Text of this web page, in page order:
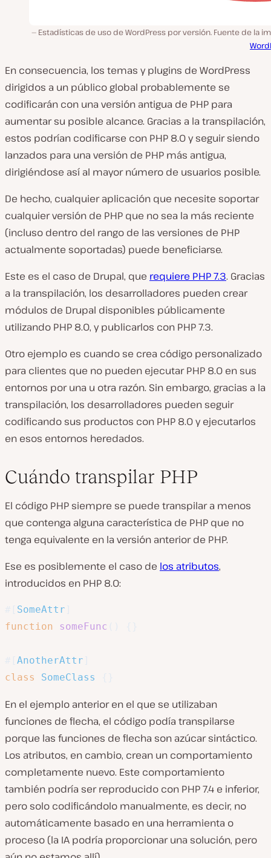
Estadísticas de uso de WordPress por versión. Fuente de la
En consecuencia, los temas y plugins de WordPress
dirigidos a un público global probablemente se
codificarán con una versión antigua de PHP para
aumentar su posible alcance. Gracias a la transpilación,
estos podrían codificarse con PHP 8.0 y seguir siendo
lanzados para una versión de PHP más antigua,
dirigiéndose así al mayor número de usuarios posible.
De hecho, cualquier aplicación que necesite soportar
cualquier versión de PHP que no sea la más reciente
(incluso dentro del rango de las versiones de PHP
actualmente soportadas) puede beneficiarse.
Este es el caso de Drupal, que requiere PHP 7.3. Gracias
a la transpilación, los desarrolladores pueden crear
módulos de Drupal disponibles públicamente
utilizando PHP 8.0, y publicarlos con PHP 7.3.
Otro ejemplo es cuando se crea código personalizado
para clientes que no pueden ejecutar PHP 8.0 en sus
entornos por una u otra razón. Sin embargo, gracias a la
transpilación, los desarrolladores pueden seguir
codificando sus productos con PHP 8.0 y ejecutarlos
en esos entornos heredados.
Cuándo transpilar PHP
El código PHP siempre se puede transpilar a menos
que contenga alguna característica de PHP que no
tenga equivalente en la versión anterior de PHP.
Ese es posiblemente el caso de los atributos,
introducidos en PHP 8.0:
SomeAttr
function
someFunc
AnotherAttr
class
SomeClass
En el ejemplo anterior en el que se utilizaban
funciones de flecha, el código podía transpilarse
porque las funciones de flecha son azúcar sintáctico.
Los atributos, en cambio, crean un comportamiento
completamente nuevo. Este comportamiento
también podría ser reproducido con PHP 7.4 e inferior,
pero solo codificándolo manualmente, es decir, no
automáticamente basado en una herramienta o
proceso (la IA podría proporcionar una solución, pero